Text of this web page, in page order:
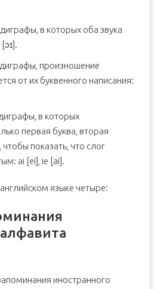
в которых оба звука
произношение
от их буквенного написания:
в которых
первая буква, вторая
показать, что слог
ai [ei], ie [ai].
языке четыре:
иностранного